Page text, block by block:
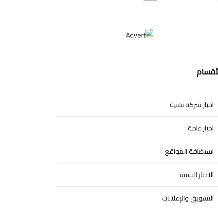
اخبار شركة تقنية
اخبار عامة
استضافة المواقع
الاخبار التقنية
التسويق والإعلانات